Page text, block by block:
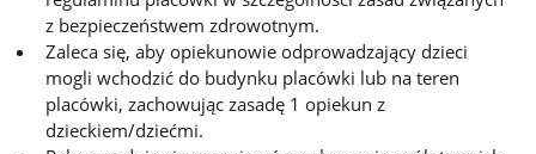
z bezpieczeństwem zdrowotnym.
Zaleca się, aby opiekunowie odprowadzający dzieci
mogli wchodzić do budynku placówki lub na teren
placówki, zachowując zasadę 1 opiekun z
dzieckiem/dziećmi.